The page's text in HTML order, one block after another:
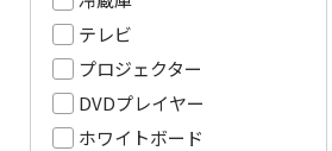
テレビ
プロジェクター
ホワイトボード
DVDプレイヤー